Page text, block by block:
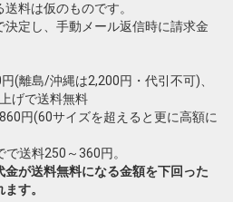
料は仮のものです。
定し、手動メール返信時に請求金
(離島/沖縄は2,200円・代引不可)、
げで送料無料
円(60サイズを超えると更に高額に
送料250～360円。
が送料無料になる金額を下回った
す。